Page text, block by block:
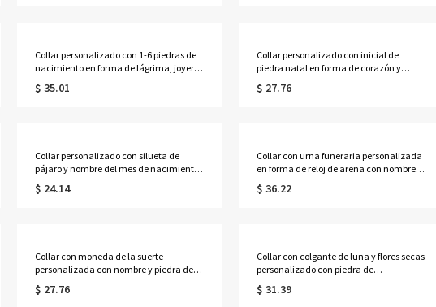
Collar personalizado con 1-6 piedras de
nacimiento en forma de lágrima, joyería
delicada de plata de ley 925 con piedras
de nacimiento familiares, regalo de
$ 35.01
Collar personalizado con inicial de
piedra natal en forma de corazón y
diseño de cuadrícula de carreras,
colgante de bandera de carreras en
$ 27.76
Collar personalizado con silueta de
pájaro y nombre del mes de nacimiento,
elegante colgante de plata de ley 925,
joya sentimental para guardar como
$ 24.14
Collar con urna funeraria personalizada
en forma de reloj de arena con nombre y
fecha, colgante para cenizas, joyería
conmemorativa, regalo de condolencia
$ 36.22
Collar con moneda de la suerte
personalizada con nombre y piedra de
nacimiento, collar con colgante de
moneda vintage inspirado en Lincoln,
$ 27.76
Collar con colgante de luna y flores secas
personalizado con piedra de
nacimiento, collar de media luna de
nácar, joyería delicada, regalo de
$ 31.39